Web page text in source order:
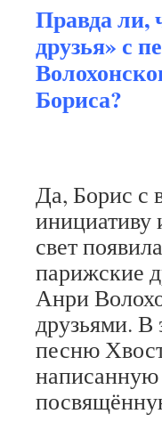
Правда ли,
друзья» с
Бориса?
Да, Борис с
инициативу
свет
парижские
Анри
друзьями. В
песню